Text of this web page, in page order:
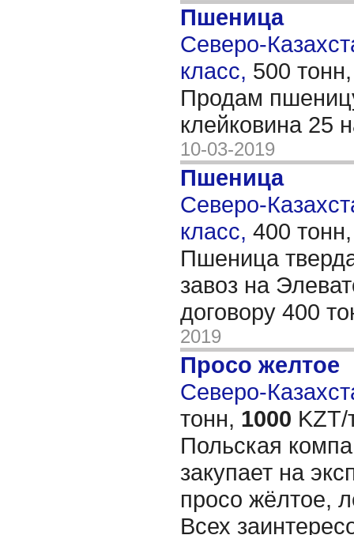
Пшеница
Северо-
класс, 500
Продам
клейковина 25
10-03-2019
Пшеница
Северо-
класс, 400
Пшеница
завоз на
договору 400
2019
Просо желтое
Северо-
тонн, 1000 KZT/
Польская
закупает на
просо жёлтое,
Всех